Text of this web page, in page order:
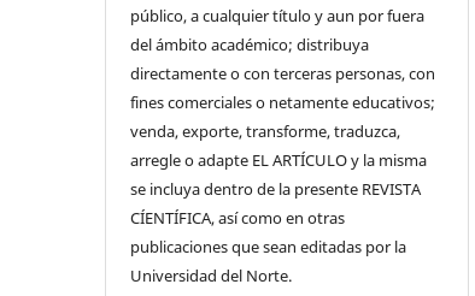
público, a cualquier título y aun por fuera
del ámbito académico; distribuya
directamente o con terceras personas, con
fines comerciales o netamente educativos;
venda, exporte, transforme, traduzca,
arregle o adapte EL ARTÍCULO y la misma
se incluya dentro de la presente REVISTA
CÍENTÍFICA, así como en otras
publicaciones que sean editadas por la
Universidad del Norte.